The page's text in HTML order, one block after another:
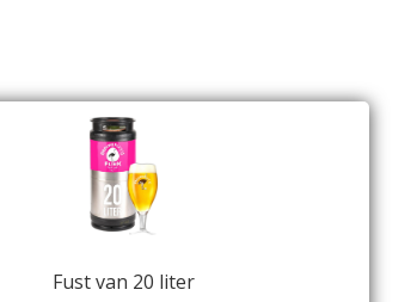
Fust van 20 liter